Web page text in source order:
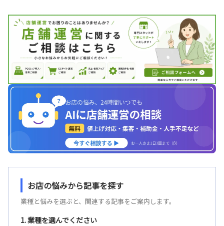
お店の悩みから記事を探す
業種と悩みを選ぶと、関連する記事をご案内します。
1. 業種を選んでください